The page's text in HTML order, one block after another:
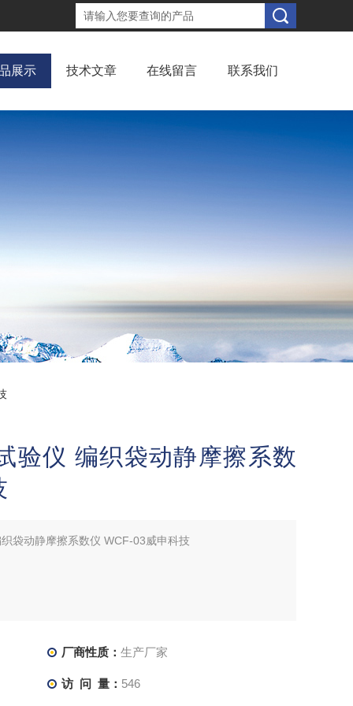
展示 技术文章 在线留言 联系我们
验仪 编织袋动静摩擦系数
袋动静摩擦系数仪 WCF-03威申科技
厂商性质： 生产厂家
访 问 量： 546